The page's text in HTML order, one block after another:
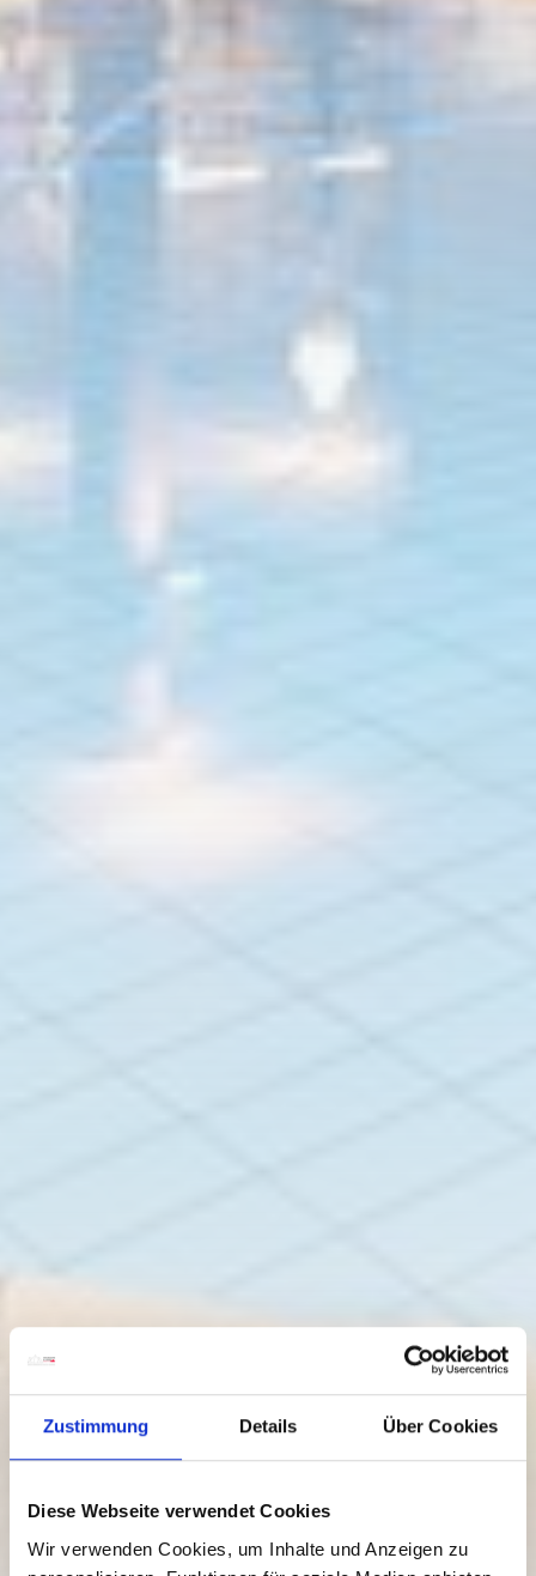
Zustimmung Details Über Cookies
Diese Webseite verwendet Cookies
Wir verwenden Cookies, um Inhalte und Anzeigen zu